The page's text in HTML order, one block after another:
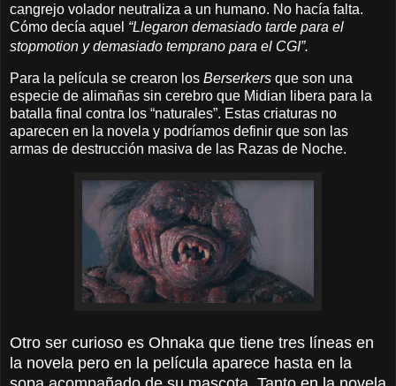
cangrejo volador neutraliza a un humano. No hacía falta.
Cómo decía aquel “Llegaron demasiado tarde para el
stopmotion y demasiado temprano para el CGI”.
Para la película se crearon los Berserkers que son una
especie de alimañas sin cerebro que Midian libera para la
batalla final contra los “naturales”. Estas criaturas no
aparecen en la novela y podríamos definir que son las
armas de destrucción masiva de las Razas de Noche.
Otro ser curioso es Ohnaka que tiene tres líneas en
la novela pero en la película aparece hasta en la